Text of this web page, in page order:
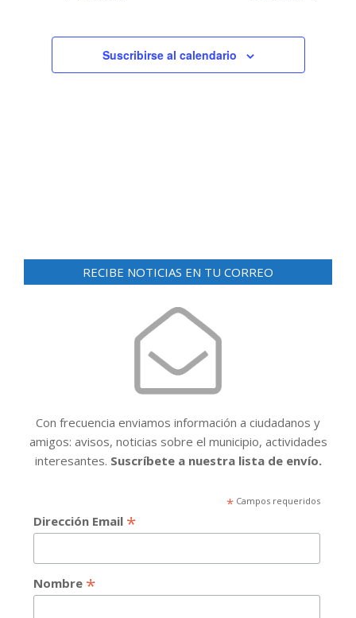
g
a
v
i
i
a
t
o
Suscribirse al calendario
RECIBE NOTICIAS EN TU CORREO
Con frecuencia enviamos información a ciudadanos y
amigos: avisos, noticias sobre el municipio, actividades
interesantes. Suscríbete a nuestra lista de envío.
*Campos requeridos
Dirección Email *
Nombre *